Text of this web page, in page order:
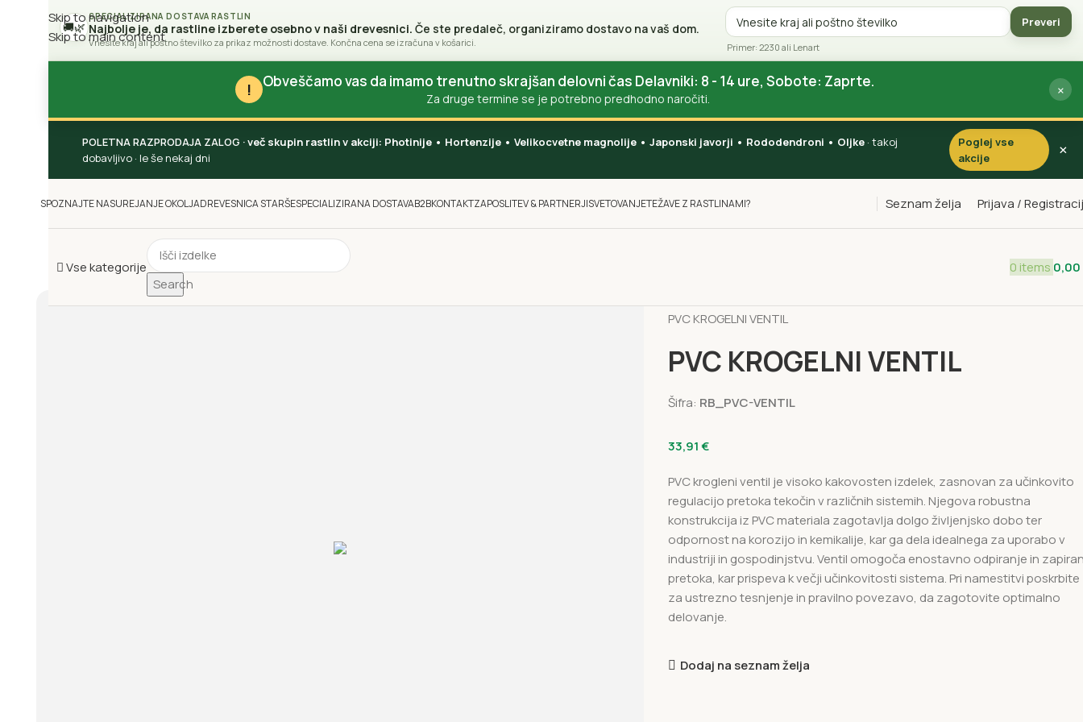
🚚🌿
SPECIALIZIRANA DOSTAVA RASTLIN
Najbolje je, da rastline izberete osebno v naši drevesnici. Če ste predaleč, organiziramo dostavo na vaš dom.
Vnesite kraj ali poštno številko za prikaz možnosti dostave. Končna cena se izračuna v košarici.
Preveri
Primer: 2230 ali Lenart
! Obveščamo vas da imamo trenutno skrajšan delovni čas Delavniki: 8 - 14 ure, Sobote: Zaprte.
Za druge termine se je potrebno predhodno naročiti. ×
POLETNA RAZPRODAJA ZALOG · več skupin rastlin v akciji: Photinije • Hortenzije • Velikocvetne magnolije • Japonski javorji • Rododendroni • Oljke · takoj
dobavljivo · le še nekaj dni
Poglej vse
akcije
×
Skip to navigation
Skip to main content
SPOZNAJTE NASUREJANJE OKOLJADREVESNICA STARŠESPECIALIZIRANA DOSTAVAB2BKONTAKTZAPOSLITEV & PARTNERJISVETOVANJETEŽAVE Z RASTLINAMI? Seznam želja Prijava /
Vse kategorije
Search
0 items 0,00
PVC KROGELNI VENTIL
PVC KROGELNI VENTIL
Šifra: RB_PVC-VENTIL
33,91€
PVC krogleni ventil je visoko kakovosten izdelek, zasnovan za učinkovito
regulacijo pretoka tekočin v različnih sistemih. Njegova robustna
konstrukcija iz PVC materiala zagotavlja dolgo življenjsko dobo ter
odpornost na korozijo in kemikalije, kar ga dela idealnega za uporabo v
industriji in gospodinjstvu. Ventil omogoča enostavno odpiranje in
pretoka, kar prispeva k večji učinkovitosti sistema. Pri namestitvi poskrbite
za ustrezno tesnjenje in pravilno povezavo, da zagotovite optimalno
delovanje.
Dodaj na seznam želja